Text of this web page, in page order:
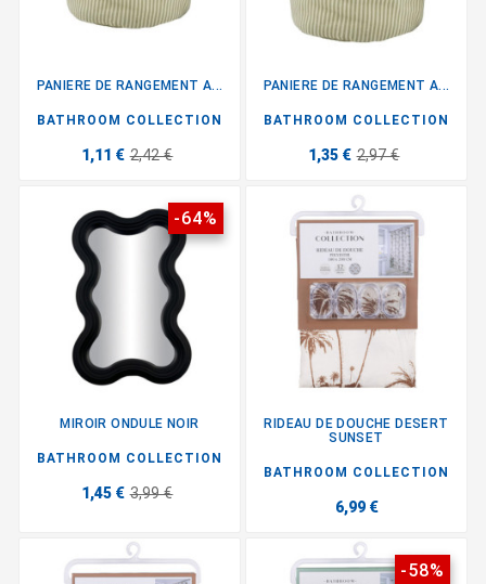
PANIERE DE RANGEMENT A...
BATHROOM COLLECTION
1,11 € 2,42 €
PANIERE DE RANGEMENT A...
BATHROOM COLLECTION
1,35 € 2,97 €
-64%
MIROIR ONDULE NOIR
BATHROOM COLLECTION
1,45 € 3,99 €
RIDEAU DE DOUCHE DESERT
SUNSET
BATHROOM COLLECTION
6,99 €
-58%